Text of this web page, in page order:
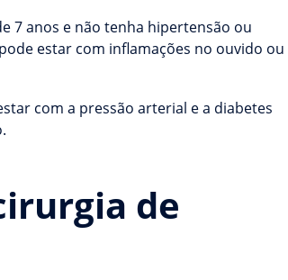
7 anos e não tenha hipertensão ou
estar com inflamações no ouvido ou
com a pressão arterial e a diabetes
de